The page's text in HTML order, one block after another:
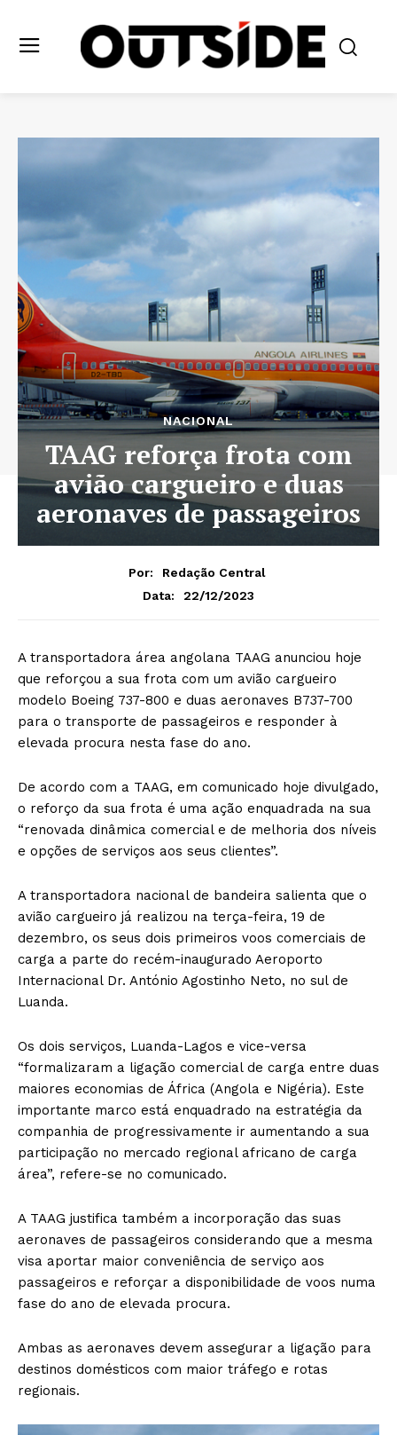
NACIONAL
TAAG reforça frota com
avião cargueiro e duas
aeronaves de passageiros
Por:
Redação Central
Data:
22/12/2023
A transportadora área angolana TAAG anunciou hoje
que reforçou a sua frota com um avião cargueiro
modelo Boeing 737-800 e duas aeronaves B737-700
para o transporte de passageiros e responder à
elevada procura nesta fase do ano.
De acordo com a TAAG, em comunicado hoje divulgado,
o reforço da sua frota é uma ação enquadrada na sua
“renovada dinâmica comercial e de melhoria dos níveis
e opções de serviços aos seus clientes”.
A transportadora nacional de bandeira salienta que o
avião cargueiro já realizou na terça-feira, 19 de
dezembro, os seus dois primeiros voos comerciais de
carga a parte do recém-inaugurado Aeroporto
Internacional Dr. António Agostinho Neto, no sul de
Luanda.
Os dois serviços, Luanda-Lagos e vice-versa
“formalizaram a ligação comercial de carga entre duas
maiores economias de África (Angola e Nigéria). Este
importante marco está enquadrado na estratégia da
companhia de progressivamente ir aumentando a sua
participação no mercado regional africano de carga
área”, refere-se no comunicado.
A TAAG justifica também a incorporação das suas
aeronaves de passageiros considerando que a mesma
visa aportar maior conveniência de serviço aos
passageiros e reforçar a disponibilidade de voos numa
fase do ano de elevada procura.
Ambas as aeronaves devem assegurar a ligação para
destinos domésticos com maior tráfego e rotas
regionais.